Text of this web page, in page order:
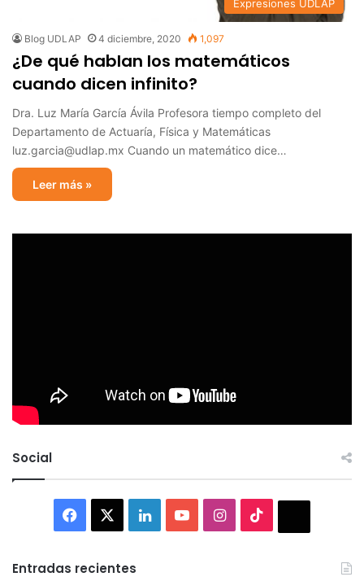
Expresiones UDLAP
Blog UDLAP 4 diciembre, 2020 1,097
¿De qué hablan los matemáticos
cuando dicen infinito?
Dra. Luz María García Ávila Profesora tiempo completo del
Departamento de Actuaría, Física y Matemáticas
luz.garcia@udlap.mx Cuando un matemático dice…
Leer más »
Social
Facebook LinkedInYouTubeInstagram
Entradas recientes